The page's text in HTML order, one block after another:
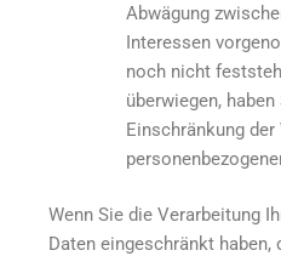
Abwägung
Interessen
noch nicht
überwiegen,
Einschränkung
Wenn Sie die Verarbeitung
Daten eingeschränkt